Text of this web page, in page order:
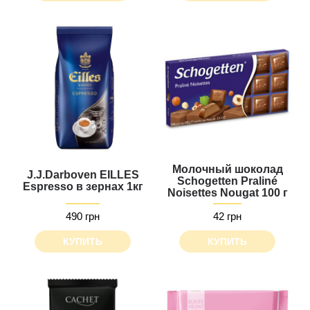
J.J.Darboven EILLES
Espresso в зернах 1кг
490 грн
КУПИТЬ
Молочный шоколад
Schogetten Praliné
Noisettes Nougat 100 г
42 грн
КУПИТЬ